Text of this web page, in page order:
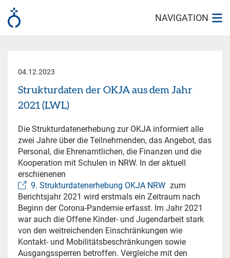
NAVIGATION
04.12.2023
Strukturdaten der OKJA aus dem Jahr
2021 (LWL)
Die Strukturdatenerhebung zur OKJA informiert alle
zwei Jahre über die Teilnehmenden, das Angebot, das
Personal, die Ehrenamtlichen, die Finanzen und die
Kooperation mit Schulen in NRW. In der aktuell
erschienenen
9. Strukturdatenerhebung OKJA NRW zum
Berichtsjahr 2021 wird erstmals ein Zeitraum nach
Beginn der Corona-Pandemie erfasst. Im Jahr 2021
war auch die Offene Kinder- und Jugendarbeit stark
von den weitreichenden Einschränkungen wie
Kontakt- und Mobilitätsbeschränkungen sowie
Ausgangssperren betroffen. Vergleiche mit den